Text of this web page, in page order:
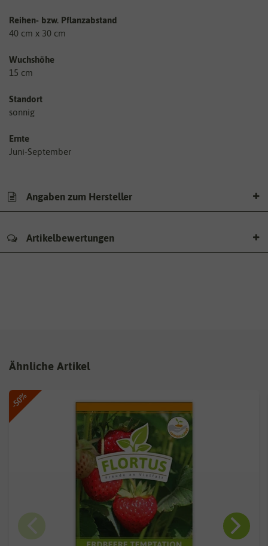
Reihen- bzw. Pflanzabstand
40 cm x 30 cm
Wuchshöhe
15 cm
Standort
sonnig
Ernte
Juni-September
Angaben zum Hersteller
Artikelbewertungen
Ähnliche Artikel
-50%